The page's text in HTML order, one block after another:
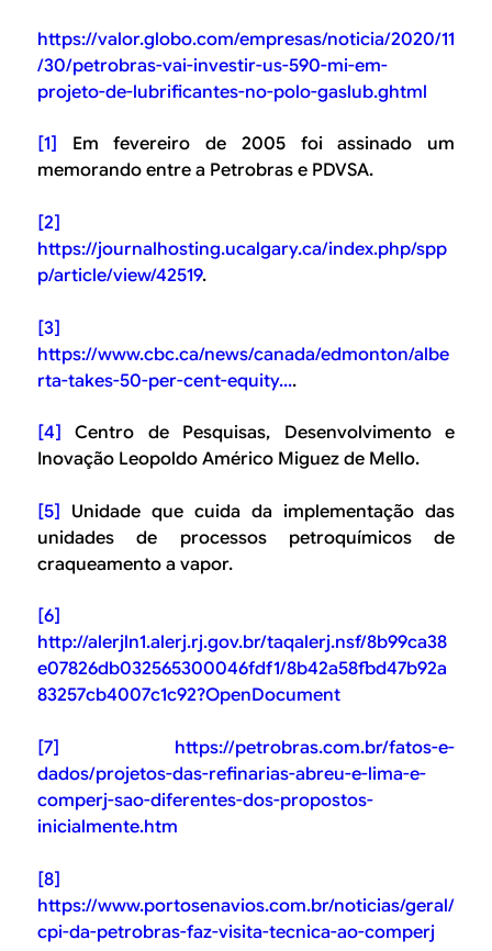
https://valor.globo.com/empresas/noticia/2020/11
/30/petrobras-vai-investir-us-590-mi-em-
projeto-de-lubrificantes-no-polo-gaslub.ghtml
[1] Em fevereiro de 2005 foi assinado um
memorando entre a Petrobras e PDVSA.
[2]
https://journalhosting.ucalgary.ca/index.php/spp
p/article/view/42519.
[3]
https://www.cbc.ca/news/canada/edmonton/albe
rta-takes-50-per-cent-equity....
[4] Centro de Pesquisas, Desenvolvimento e
Inovação Leopoldo Américo Miguez de Mello.
[5] Unidade que cuida da implementação das
unidades de processos petroquímicos de
craqueamento a vapor.
[6]
http://alerjln1.alerj.rj.gov.br/taqalerj.nsf/8b99ca38
e07826db032565300046fdf1/8b42a58fbd47b92a
83257cb4007c1c92?OpenDocument
[7]
https://petrobras.com.br/fatos-e-
dados/projetos-das-refinarias-abreu-e-lima-e-
comperj-sao-diferentes-dos-propostos-
inicialmente.htm
[8]
https://www.portosenavios.com.br/noticias/geral/
cpi-da-petrobras-faz-visita-tecnica-ao-comperj